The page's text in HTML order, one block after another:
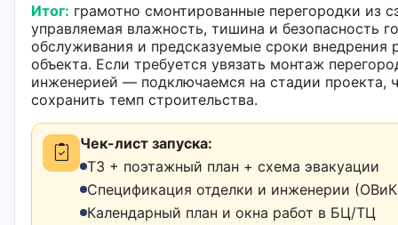
Итог: грамотно смонтированные перегородки из
управляемая влажность, тишина и безопасность
обслуживания и предсказуемые сроки
объекта. Если требуется увязать монтаж
инженерией — подключаемся на стадии проекта,
сохранить темп строительства.
Чек-лист запуска:
ТЗ + поэтажный план + схема эвакуации
Спецификация отделки и инженерии
Календарный план и окна работ в БЦ/ТЦ